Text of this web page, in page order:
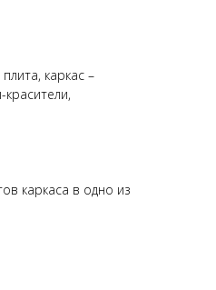
каркас –
каркаса в одно из